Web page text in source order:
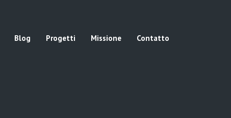
Blog Progetti Missione Contatto